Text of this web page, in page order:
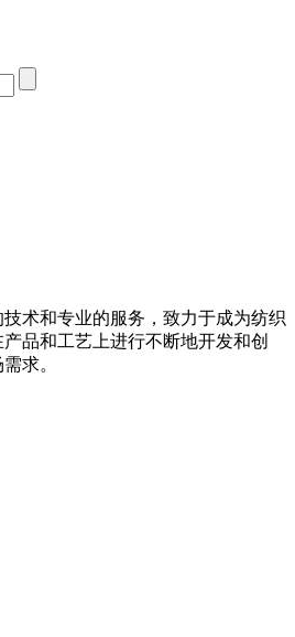
术和专业的服务，致力于成为纺织
品和工艺上进行不断地开发和创
求。